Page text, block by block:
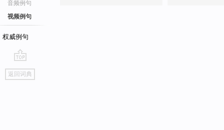
音频例句
视频例句
权威例句
go
top
返回词典